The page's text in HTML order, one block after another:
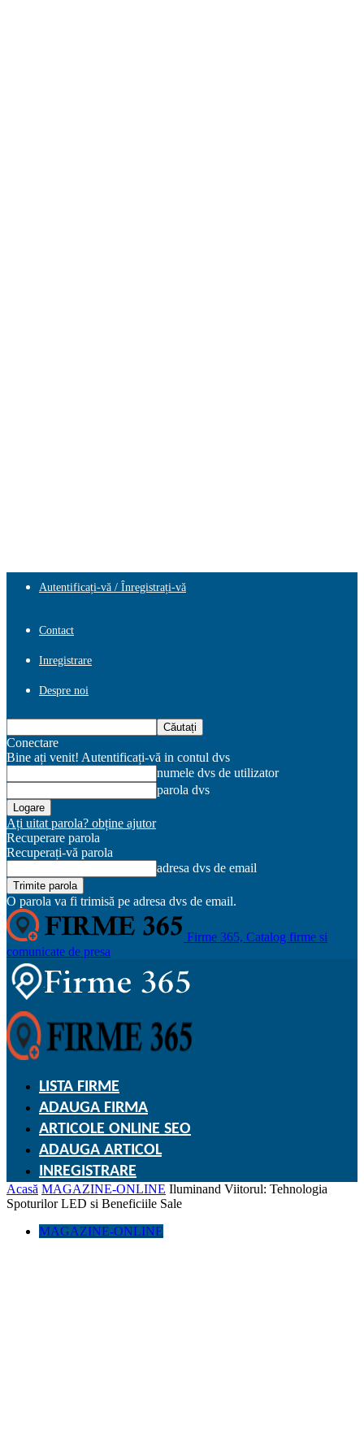
Autentificați-vă / Înregistrați-vă
Contact
Inregistrare
Despre noi
Conectare
Bine ați venit! Autentificați-vă in contul dvs
numele dvs de utilizator
parola dvs
Ați uitat parola? obține ajutor
Recuperare parola
Recuperați-vă parola
adresa dvs de email
O parola va fi trimisă pe adresa dvs de email.
Firme 365, Catalog firme si
comunicate de presa
LISTA FIRME
ADAUGA FIRMA
ARTICOLE ONLINE SEO
ADAUGA ARTICOL
INREGISTRARE
Acasă MAGAZINE-ONLINE Iluminand Viitorul: Tehnologia
Spoturilor LED si Beneficiile Sale
MAGAZINE-ONLINE